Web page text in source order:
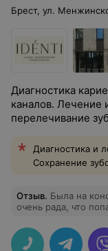
Брест, ул.
Диагностика
каналов.
перелечивание
Диагностика и
Сохранение
Отзыв. Была на
очень рада, что
рекомендую! В
смотреть